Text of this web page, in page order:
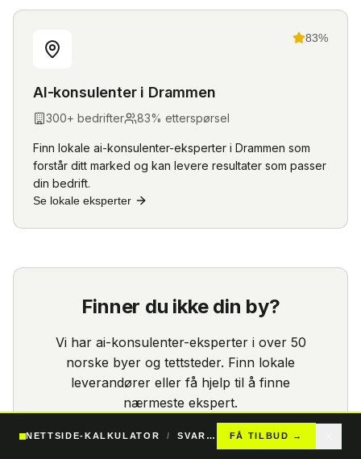
NETTSIDE-KALKULATOR / SVAR PÅ 24T FÅ TILBUD →
83%
AI-konsulenteri Drammen
300+ bedrifter 83% etterspørsel
Finn lokale ai-konsulenter-eksperter i Drammen som
forstår ditt marked og kan levere resultater som passer
din bedrift.
Se lokale eksperter
Finner du ikke din by?
Vi har ai-konsulenter-eksperter i over 50
norske byer og tettsteder. Finn lokale
leverandører eller få hjelp til å finne
nærmeste ekspert.
Se alle konsulenter